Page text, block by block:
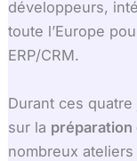
développeurs,
toute l’Europe
ERP/CRM.
Durant ces
sur la préparation
nombreux